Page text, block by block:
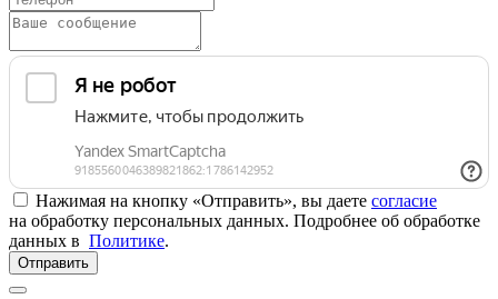
Нажимая на кнопку «Отправить», вы даете согласие
на обработку персональных данных. Подробнее об обработке
данных в Политике.
Отправить